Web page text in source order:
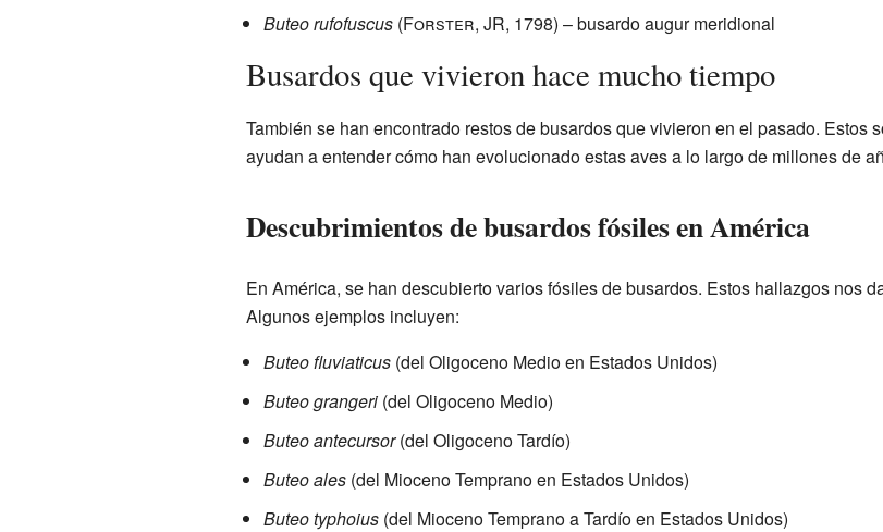
Buteo rufofuscus (Forster, JR, 1798) – busardo augur meridional
Busardos que vivieron hace mucho tiempo
También se han encontrado restos de busardos que vivieron en el pasado. Estos
ayudan a entender cómo han evolucionado estas aves a lo largo de millones de
Descubrimientos de busardos fósiles en América
En América, se han descubierto varios fósiles de busardos. Estos hallazgos nos
Algunos ejemplos incluyen:
Buteo fluviaticus(del Oligoceno Medio en Estados Unidos)
Buteo grangeri(del Oligoceno Medio)
Buteo antecursor(del Oligoceno Tardío)
Buteo ales(del Mioceno Temprano en Estados Unidos)
Buteo typhoius(del Mioceno Temprano a Tardío en Estados Unidos)